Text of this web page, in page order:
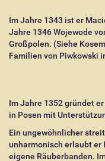
Im Jahre 1343 ist er
Jahre 1346 Wojewode
Großpolen. (Siehe
Familien von Piwkowski
Im Jahre 1352 gründet
in Posen mit
Ein ungewöhnlicher
unharmonisch erlaubt er
eigene Räuberbanden.